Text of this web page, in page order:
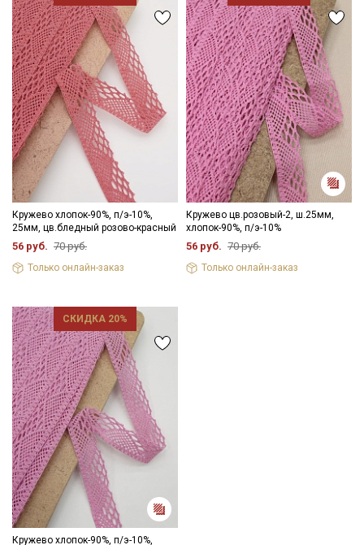
Кружево хлопок-90%, п/э-10%,
25мм, цв.бледный розово-красный
56 руб. 70 руб.
Только онлайн-заказ
Кружево цв.розовый-2, ш.25мм,
хлопок-90%, п/э-10%
56 руб. 70 руб.
Только онлайн-заказ
СКИДКА 20%
Кружево хлопок-90%, п/э-10%,
Ознакомлен(а) сПолитикой обработки персональных
данныхи даюСогласие на обработку персональных
данных
ДаюСогласие на получение рекламных и
информационных рассылок